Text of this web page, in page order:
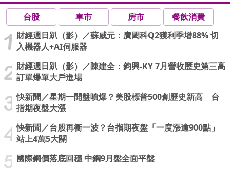
台股 車市 房市
餐飲消費
財經週日趴（影）／蘇威元：廣閎科Q2獲利季增88% 切
入機器人+AI伺服器
財經週日趴（影）／陳建全：鈞興-KY 7月營收歷史第三高
訂單爆單大戶進場
快新聞／星期一開盤噴爆？美股標普500創歷史新高 台
指期夜盤大漲
快新聞／台股再衝一波？台指期夜盤「一度漲逾900點」
站上4萬5大關
國際鋼價落底回穩 中鋼9月盤全面平盤